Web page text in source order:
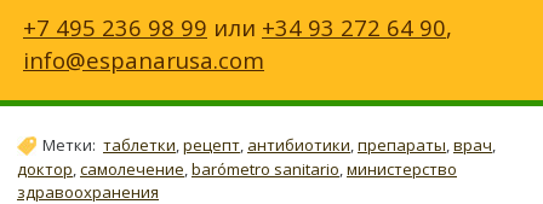
+7 495 236 98 99 или +34 93 272 64 90,
info@espanarusa.com
Метки: таблетки,рецепт, антибиотики,препараты,врач,
доктор самолечение barómetro sanitario министерство
здравоохранения